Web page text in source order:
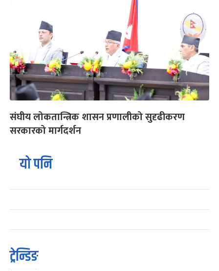
संघीय लोकतान्त्रिक शासन प्रणालीको सुदृढीकरण
सरकारको मार्गदर्शन
यो पनि
ट्रेन्डिङ